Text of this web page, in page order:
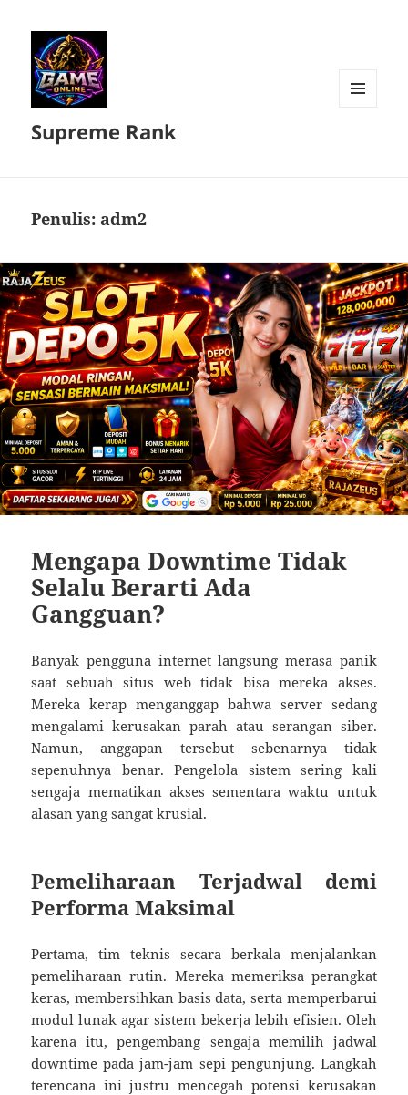
Supreme Rank
Penulis: adm2
Mengapa Downtime Tidak
Selalu Berarti Ada
Gangguan?
Banyak pengguna internet langsung merasa panik
saat sebuah situs web tidak bisa mereka akses.
Mereka kerap menganggap bahwa server sedang
mengalami kerusakan parah atau serangan siber.
Namun, anggapan tersebut sebenarnya tidak
sepenuhnya benar. Pengelola sistem sering kali
sengaja mematikan akses sementara waktu untuk
alasan yang sangat krusial.
Pemeliharaan Terjadwal demi
Performa Maksimal
Pertama, tim teknis secara berkala menjalankan
pemeliharaan rutin. Mereka memeriksa perangkat
keras, membersihkan basis data, serta memperbarui
modul lunak agar sistem bekerja lebih efisien. Oleh
karena itu, pengembang sengaja memilih jadwal
downtime pada jam-jam sepi pengunjung. Langkah
terencana ini justru mencegah potensi kerusakan